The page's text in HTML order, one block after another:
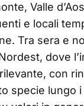
Valle
e locali
Tra sera e
dove
con
specie lungo